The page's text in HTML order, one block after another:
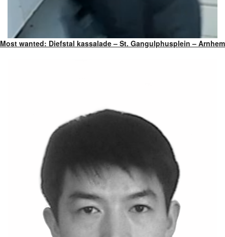
Most wanted: Diefstal kassalade – St. Gangulphusplein – Arnhem